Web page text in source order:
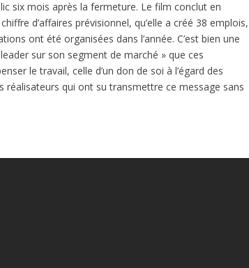
six mois après la fermeture. Le film conclut en
d’affaires prévisionnel, qu’elle a créé 38 emplois,
ont été organisées dans l’année. C’est bien une
sur son segment de marché » que ces
le travail, celle d’un don de soi à l’égard des
réalisateurs qui ont su transmettre ce message sans